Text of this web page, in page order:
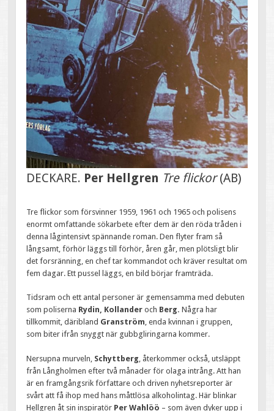
DECKARE. Per Hellgren Tre flickor(AB)
Tre flickor som försvinner 1959, 1961 och 1965 och polisens
enormt omfattande sökarbete efter dem är den röda tråden i
denna lågintensivt spännande roman. Den flyter fram så
långsamt, förhör läggs till förhör, åren går, men plötsligt blir
det forsränning, en chef tar kommandot och kräver resultat om
fem dagar. Ett pussel läggs, en bild börjar framträda.
Tidsram och ett antal personer är gemensamma med debuten
som poliserna Rydin, Kollanderoch Berg. Några har
tillkommit, däribland Granström, enda kvinnan i gruppen,
som biter ifrån snyggt när gubbgliringarna kommer.
Nersupna murveln, Schyttberg , återkommer också, utsläppt
från Långholmen efter två månader för olaga intrång. Att han
är en framgångsrik författare och driven nyhetsreporter är
svårt att få ihop med hans måttlösa alkoholintag. Här blinkar
Hellgren åt sin inspiratör Per Wahlöö – som även dyker upp i